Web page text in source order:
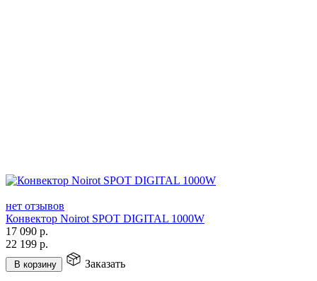
нет отзывов
Конвектор Noirot SPOT DIGITAL 1000W
17 090 р.
22 199 р.
В корзину Заказать